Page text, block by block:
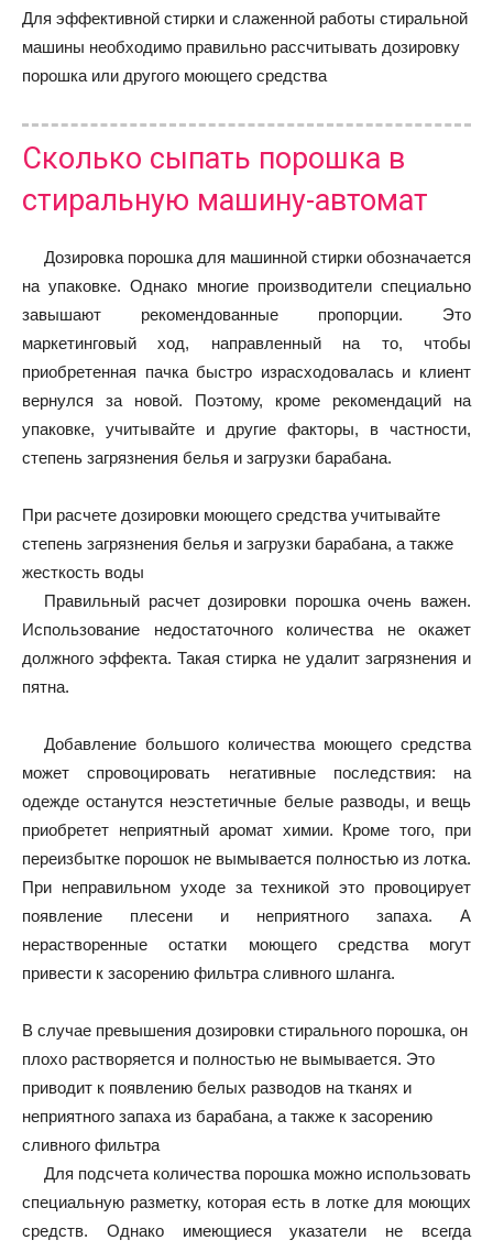
Для эффективной стирки и слаженной работы стиральной
машины необходимо правильно рассчитывать дозировку
порошка или другого моющего средства
Сколько сыпать порошка в
стиральную машину-автомат
Дозировка порошка для машинной стирки обозначается
на упаковке. Однако многие производители специально
завышают рекомендованные пропорции. Это
маркетинговый ход, направленный на то, чтобы
приобретенная пачка быстро израсходовалась и клиент
вернулся за новой. Поэтому, кроме рекомендаций на
упаковке, учитывайте и другие факторы, в частности,
степень загрязнения белья и загрузки барабана.
При расчете дозировки моющего средства учитывайте
степень загрязнения белья и загрузки барабана, а также
жесткость воды
Правильный расчет дозировки порошка очень важен.
Использование недостаточного количества не окажет
должного эффекта. Такая стирка не удалит загрязнения и
пятна.
Добавление большого количества моющего средства
может спровоцировать негативные последствия: на
одежде останутся неэстетичные белые разводы, и вещь
приобретет неприятный аромат химии. Кроме того, при
переизбытке порошок не вымывается полностью из лотка.
При неправильном уходе за техникой это провоцирует
появление плесени и неприятного запаха. А
нерастворенные остатки моющего средства могут
привести к засорению фильтра сливного шланга.
В случае превышения дозировки стирального порошка, он
плохо растворяется и полностью не вымывается. Это
приводит к появлению белых разводов на тканях и
неприятного запаха из барабана, а также к засорению
сливного фильтра
Для подсчета количества порошка можно использовать
специальную разметку, которая есть в лотке для моющих
средств. Однако имеющиеся указатели не всегда